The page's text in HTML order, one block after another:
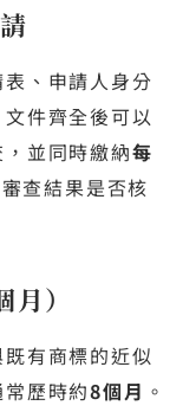
、申請人身分
件齊全後可以
並同時繳納每
查結果是否核
）
有商標的近似
歷時約8個月 。